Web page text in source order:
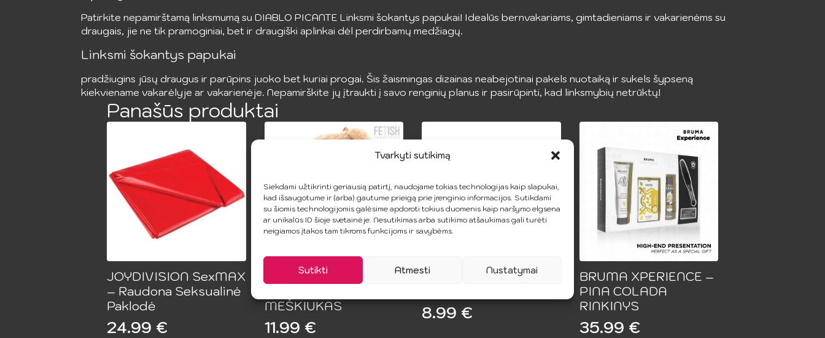
Tvarkyti sutikimą
Siekdami užtikrinti geriausią patirtį, naudojame tokias technologijas kaip slapukai,
kad išsaugotume ir (arba) gautume prieigą prie įrenginio informacijos. Sutikdami
su šiomis technologijomis galėsime apdoroti tokius duomenis kaip naršymo elgsena
ar unikalūs ID šioje svetainėje. Nesutikimas arba sutikimo atšaukimas gali turėti
neigiamos įtakos tam tikroms funkcijoms ir savybėms.
Sutikti Atmesti Nustatymai
Patirkite nepamirštamą linksmumą su DIABLO PICANTE Linksmi šokantys papukai! Idealūs bernvakariams, gimtadieniams ir vakarienėms su
draugais, jie ne tik pramoginiai, bet ir draugiški aplinkai dėl perdirbamų medžiagų.
Linksmi šokantys papukai
pradžiugins jūsų draugus ir parūpins juoko bet kuriai progai. Šis žaismingas dizainas neabejotinai pakels nuotaiką ir sukels šypseną
kiekviename vakarėlyje ar vakarienėje. Nepamirškite jų įtraukti į savo renginių planus ir pasirūpinti, kad linksmybių netrūktų!
Panašūs produktai
JOYDIVISION SexMAX
– Raudona Seksualinė
Paklodė
24.99 €
FETISH SUBMISSIVE
MEŠKIUKAS
11.99 €
PRIDE – LGBT Kojinės
8.99 €
BRUMA XPERIENCE –
PINA COLADA
RINKINYS
35.99 €